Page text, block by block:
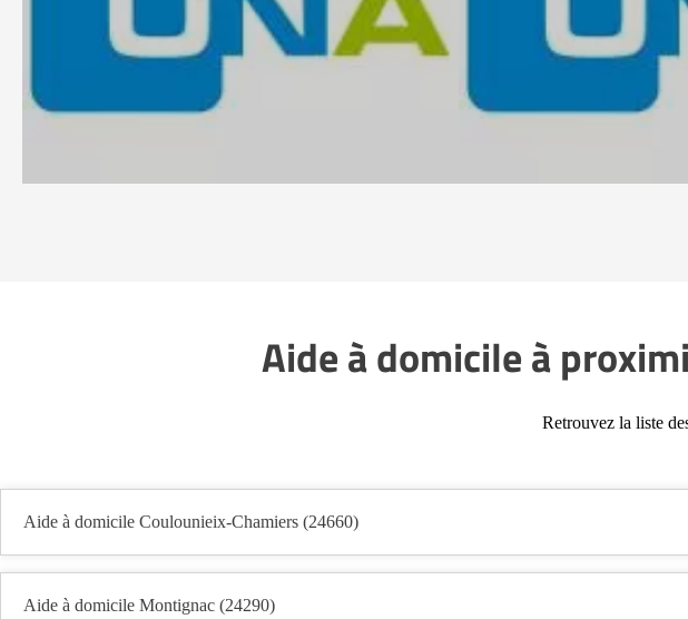
Aide à domicile à
Retrouvez la liste
Aide à domicile Coulounieix-Chamiers (24660)
Aide à domicile Montignac (24290)